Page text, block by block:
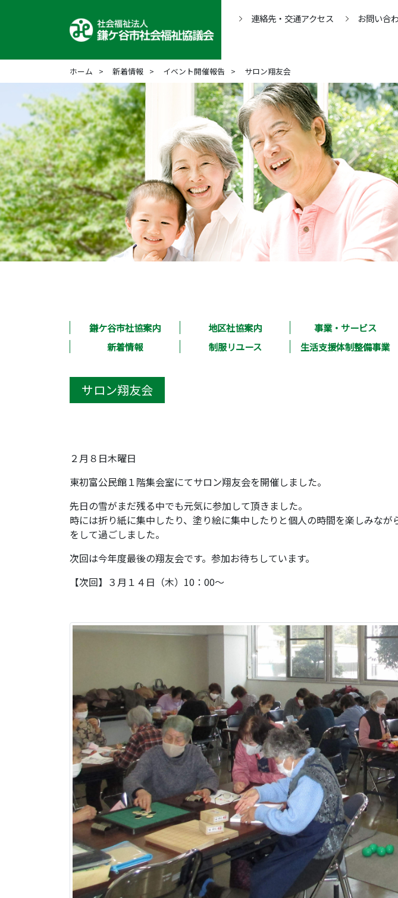
連絡先・交通アクセス お問い合
ホーム 新着情報 イベント開催報告 サロン翔友会
鎌ケ谷市社協案内 地区社協案内 事業・サービス
新着情報
制服リユース 生活支援体制整備事業
サロン翔友会
２月８日木曜日
東初富公民館１階集会室にてサロン翔友会を開催しました。
先日の雪がまだ残る中でも元気に参加して頂きました。
時には折り紙に集中したり、塗り絵に集中したりと個人の時間を楽しみな
をして過ごしました。
次回は今年度最後の翔友会です。参加お待ちしています。
【次回】３月１４日（木）10：00～